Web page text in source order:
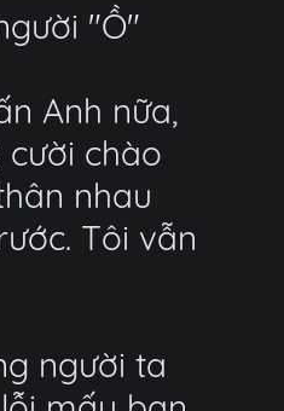
"Ồ"
Anh nữa,
chào
nhau
Tôi vẫn
người ta